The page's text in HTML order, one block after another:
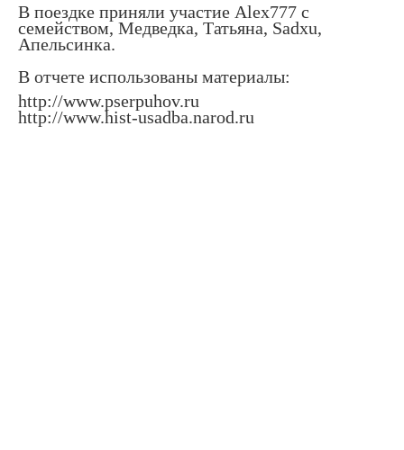
В поездке приняли участие Alex777 с
семейством, Медведка, Татьяна, Sadxu,
Апельсинка.
В отчете использованы материалы:
http://www.pserpuhov.ru
http://www.hist-usadba.narod.ru